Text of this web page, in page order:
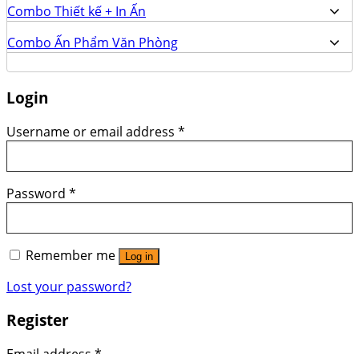
Combo Thiết kế + In Ấn
Combo Ấn Phẩm Văn Phòng
Login
Username or email address *
Password *
Remember me Log in
Lost your password?
Register